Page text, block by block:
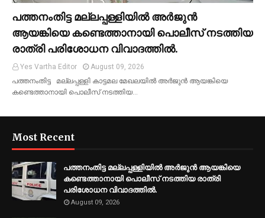
പത്തനംതിട്ട മല്ലപ്പള്ളിയിൽ അർജുൻ
ആയങ്കിയെ കണ്ടെത്താനായി പൊലീസ് നടത്തിയ
രാത്രി പരിശോധന വിവാദത്തിൽ.
Yes Vartha Editor
August 09, 2026
പത്തനംതിട്ട മല്ലപ്പള്ളി കാട്ടമല മേഖലയിൽ അർജുൻ ആയങ്കിയെ
കണ്ടെത്താനായി പൊലീസ് നടത്തിയ…
Most Recent
പത്തനംതിട്ട മല്ലപ്പള്ളിയിൽ അർജുൻ ആയങ്കിയെ
കണ്ടെത്താനായി പൊലീസ് നടത്തിയ രാത്രി
പരിശോധന വിവാദത്തിൽ.
August 09, 2026